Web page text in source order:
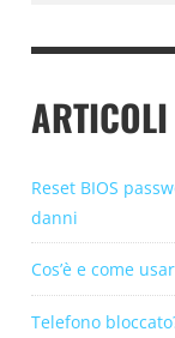
Reset BIOS
danni
Cos’è e come
Telefono